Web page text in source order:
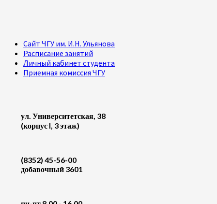
Сайт ЧГУ им. И.Н. Ульянова
Расписание занятий
Личный кабинет студента
Приемная комиссия ЧГУ
ул. Университетская, 38
(корпус I, 3 этаж)
(8352) 45-56-00
добавочный 3601